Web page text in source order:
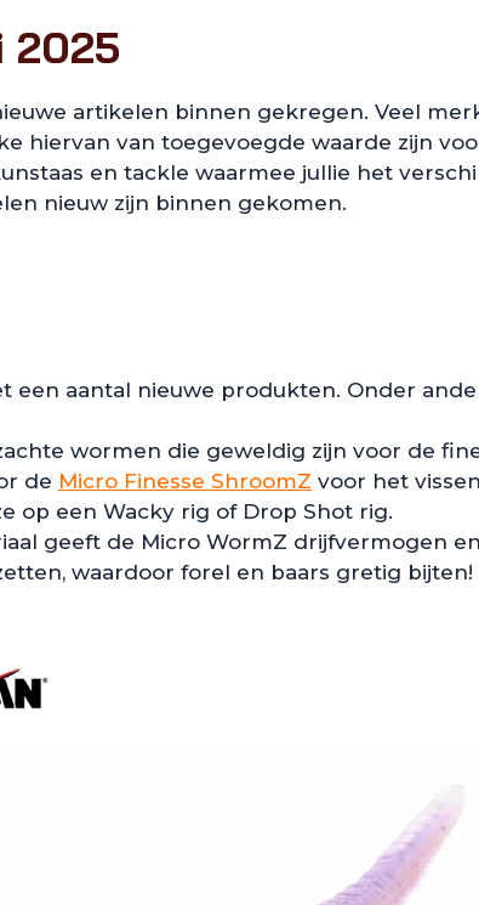
2025
artikelen binnen gekregen. Veel
hiervan van toegevoegde waarde zijn
en tackle waarmee jullie het
nieuw zijn binnen gekomen.
een aantal nieuwe produkten. Onder
wormen die geweldig zijn voor de
de Micro Finesse ShroomZ voor het
op een Wacky rig of Drop Shot rig.
geeft de Micro WormZ drijfvermogen
waardoor forel en baars gretig bijten!